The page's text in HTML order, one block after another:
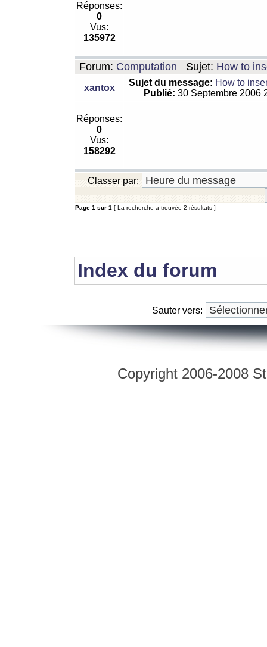
Réponses:
0
Vus:
135972
Forum: Computation Sujet: How to
xantox
Sujet du message: How to
Publié: 30 Septembre 2006
Réponses:
0
Vus:
158292
Classer par:
Page 1 sur 1 [ La recherche a trouvée 2 résultats ]
Index du forum
Sauter vers:
Copyright 2006-2008